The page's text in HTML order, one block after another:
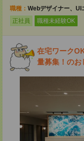
職種： Webデザイナー、UI
正社員
職種未経験OK
在宅ワーク
量募集！のお